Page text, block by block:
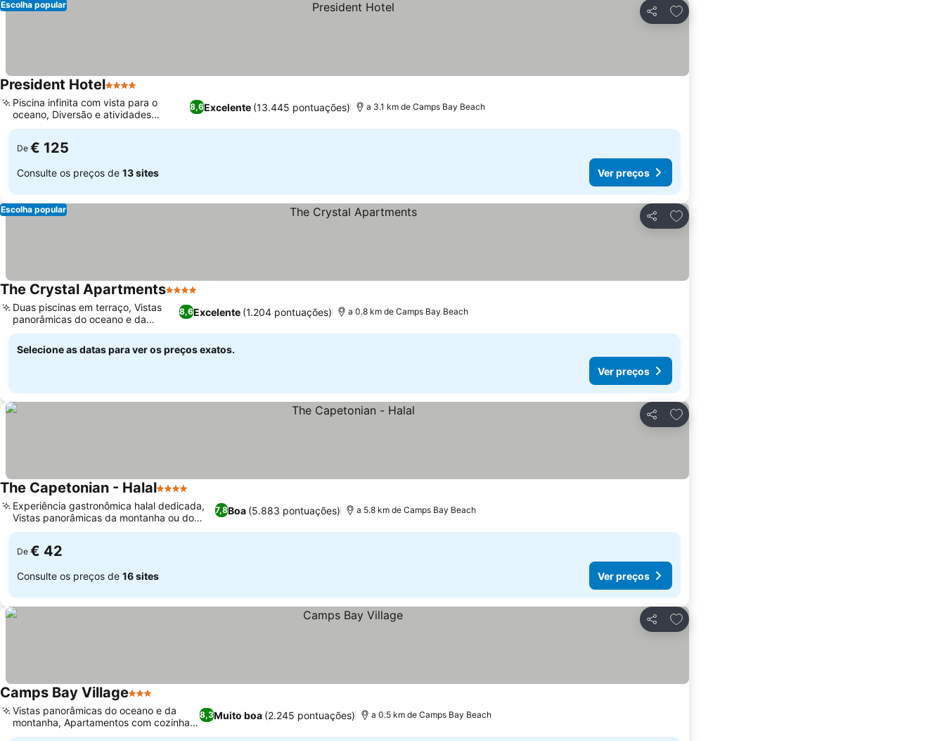
Partilhar
Adicionar aos favoritos
Escolha popular
President Hotel4 Estrelas
8,6Excelente (13.445 pontuações)
Piscina infinita com vista para o
oceano, Diversão e atividades
focadas na família
a 3.1 km de Camps Bay Beach
De € 125
Consulte os preços de 13 sites Ver preços
Partilhar
Adicionar aos favoritos
Escolha popular
The Crystal Apartments4 Estrelas
8,6Excelente (1.204 pontuações)
Duas piscinas em terraço, Vistas
panorâmicas do oceano e da
montanha
a 0.8 km de Camps Bay Beach
Selecione as datas para ver os preços exatos.
Ver preços
Partilhar
Adicionar aos favoritos
The Capetonian - Halal4 Estrelas
7,8Boa (5.883 pontuações)
Experiência gastronômica halal dedicada,
Vistas panorâmicas da montanha ou do
oceano
a 5.8 km de Camps Bay Beach
De € 42
Consulte os preços de 16 sites Ver preços
Partilhar
Adicionar aos favoritos
Camps Bay Village3 Estrelas
8,3Muito boa (2.245 pontuações)
Vistas panorâmicas do oceano e da
montanha, Apartamentos com cozinhas
completas
a 0.5 km de Camps Bay Beach